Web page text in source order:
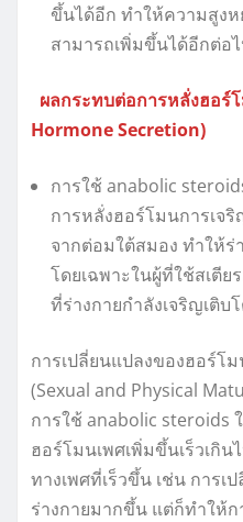
ขึ้นได้อีก ทำให้ความสูง
สามารถเพิ่มขึ้นได้อีกต่อ
ผลกระทบต่อการหลั่งฮอร์
Hormone Secretion)
การใช้ anabolic
การหลั่งฮอร์โมนการเจ
จากต่อมใต้สมอง ทำให้ร่
โดยเฉพาะในผู้ที่ใช้สเตีย
ที่ร่างกายกำลังเจริญเติบ
การเปลี่ยนแปลงของฮอร์โ
(Sexual and Physical
การใช้ anabolic steroids
ฮอร์โมนเพศเพิ่มขึ้นเร็วเกิ
ทางเพศที่เร็วขึ้น เช่น การเ
ร่างกายมากขึ้น แต่ก็ทำให้ก